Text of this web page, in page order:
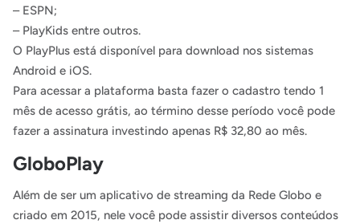
– ESPN;
– PlayKids entre outros.
O PlayPlus está disponível para download nos sistemas
Android e iOS.
Para acessar a plataforma basta fazer o cadastro tendo 1
mês de acesso grátis, ao término desse período você pode
fazer a assinatura investindo apenas R$ 32,80 ao mês.
GloboPlay
Além de ser um aplicativo de streaming da Rede Globo e
criado em 2015, nele você pode assistir diversos conteúdos